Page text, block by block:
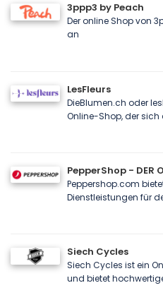
3ppp3 by Peach
Der online Shop von
an
LesFleurs
DieBlumen.ch oder
Online-Shop, der sich
PepperShop - DER
Peppershop.com
Dienstleistungen für
Siech Cycles
Siech Cycles ist ein
und bietet